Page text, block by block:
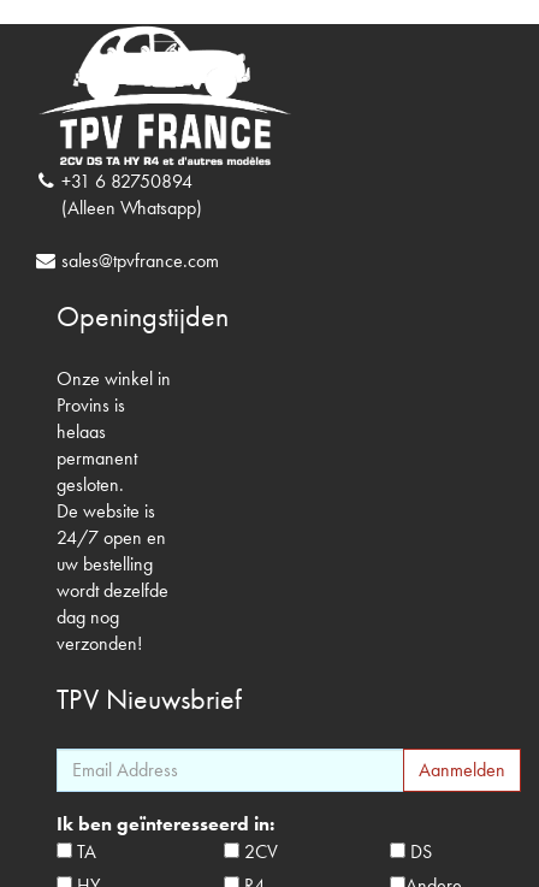
+31 6 82750894
(Alleen Whatsapp)
sales@tpvfrance.com
Openingstijden
Onze winkel in
Provins is
helaas
permanent
gesloten.
De website is
24/7 open en
uw bestelling
wordt dezelfde
dag nog
verzonden!
TPV Nieuwsbrief
Ik ben geïnteresseerd in:
TA
2CV
DS